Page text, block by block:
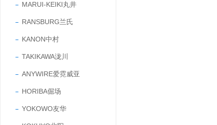
MARUI-KEIKI丸井
RANSBURG兰氏
KANON中村
TAKIKAWA泷川
ANYWIRE爱霓威亚
HORIBA倔场
YOKOWO友华